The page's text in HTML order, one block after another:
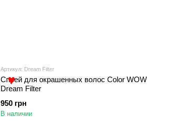
Артикул: Dream Filter
Спрей для окрашенных волос Color WOW
Dream Filter
950 грн
В наличии
♥